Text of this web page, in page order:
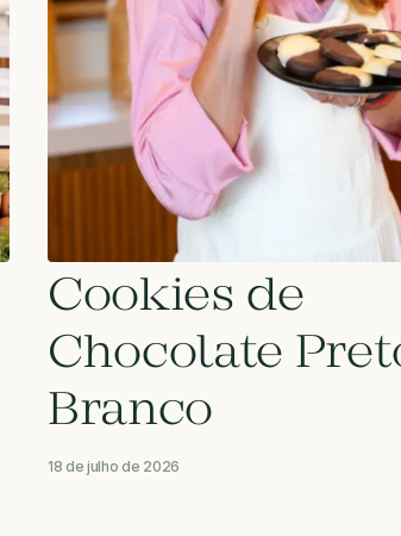
Cookies de
Chocolate
Branco
18 de julho de 2026